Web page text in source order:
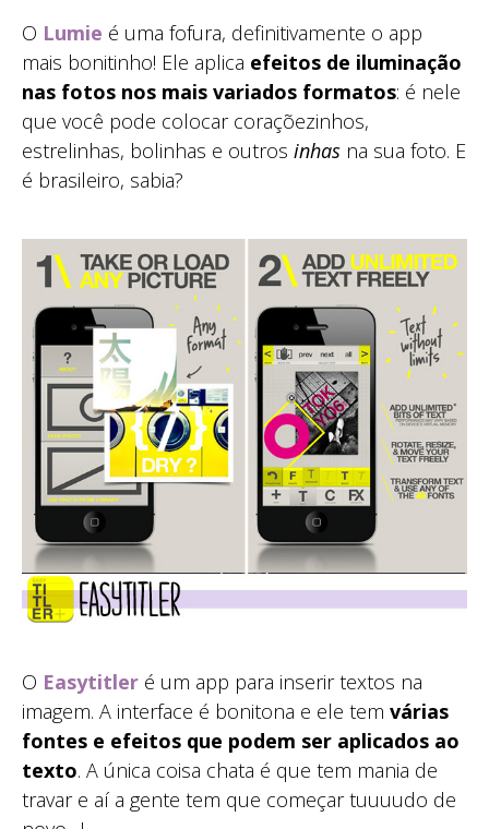
O Lumie é uma fofura, definitivamente o app
mais bonitinho! Ele aplica efeitos de iluminação
nas fotos nos mais variados formatos: é nele
que você pode colocar coraçõezinhos,
estrelinhas, bolinhas e outros inhas na sua foto. E
é brasileiro, sabia?
O Easytitler é um app para inserir textos na
imagem. A interface é bonitona e ele tem várias
fontes e efeitos que podem ser aplicados ao
texto. A única coisa chata é que tem mania de
travar e aí a gente tem que começar tuuuudo de